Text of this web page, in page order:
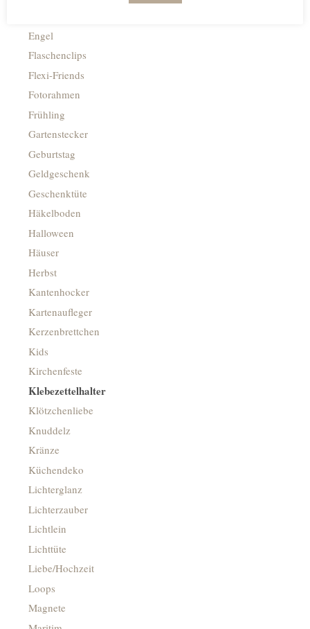
Engel
Flaschenclips
Flexi-Friends
Fotorahmen
Frühling
Gartenstecker
Geburtstag
Geldgeschenk
Geschenktüte
Häkelboden
Halloween
Häuser
Herbst
Kantenhocker
Kartenaufleger
Kerzenbrettchen
Kids
Kirchenfeste
Klebezettelhalter
Klötzchenliebe
Knuddelz
Kränze
Küchendeko
Lichterglanz
Lichterzauber
Lichtlein
Lichttüte
Liebe/Hochzeit
Loops
Magnete